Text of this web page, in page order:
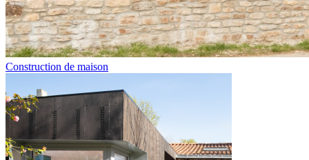
Construction de maison